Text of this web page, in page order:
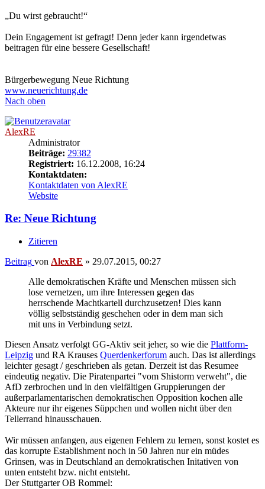
„Du wirst gebraucht!“
Dein Engagement ist gefragt! Denn jeder kann irgendetwas
beitragen für eine bessere Gesellschaft!
Bürgerbewegung Neue Richtung
www.neuerichtung.de
Nach oben
AlexRE
Administrator
Beiträge: 29382
Registriert: 16.12.2008, 16:24
Kontaktdaten:
Kontaktdaten von AlexRE
Website
Re: Neue Richtung
Zitieren
Beitrag von AlexRE » 29.07.2015, 00:27
Alle demokratischen Kräfte und Menschen müssen sich
lose vernetzen, um ihre Interessen gegen das
herrschende Machtkartell durchzusetzen! Dies kann
völlig selbstständig geschehen oder in dem man sich
mit uns in Verbindung setzt.
Diesen Ansatz verfolgt GG-Aktiv seit jeher, so wie die Plattform-
Leipzig und RA Krauses Querdenkerforum auch. Das ist allerdings
leichter gesagt / geschrieben als getan. Derzeit ist das Resumee
eindeutig negativ. Die Piratenpartei "vom Shistorm verweht", die
AfD zerbrochen und in den vielfältigen Gruppierungen der
außerparlamentarischen demokratischen Opposition kochen alle
Akteure nur ihr eigenes Süppchen und wollen nicht über den
Tellerrand hinausschauen.
Wir müssen anfangen, aus eigenen Fehlern zu lernen, sonst kostet es
das korrupte Establishment noch in 50 Jahren nur ein müdes
Grinsen, was in Deutschland an demokratischen Initativen von
unten entsteht bzw. nicht entsteht.
Der Stuttgarter OB Rommel: